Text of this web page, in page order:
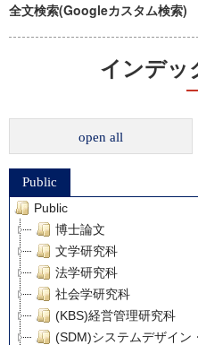
全文検索(Googleカスタム検索)
インデッ
open all
Public
Public
博士論文
文学研究科
法学研究科
社会学研究科
(KBS)経営管理研究科
(SDM)システムデザイン